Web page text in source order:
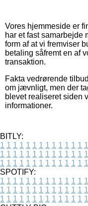
Vores hjemmeside er
har et fast samarbejde
form af at vi fremviser
betaling såfremt en af
transaktion.
Fakta vedrørende
om jævnligt, men der
blevet realiseret siden
informationer.
BITLY:
1 1 1 1 1 1 1 1 1 1 1 1 1 1
1 1 1 1 1 1 1 1 1 1 1 1 1 1
1 1 1 1 1 1 1 1 1 1 1 1 1 1
SPOTIFY:
1 1 1 1 1 1 1 1 1 1 1 1 1 1
1 1 1 1 1 1 1 1 1 1 1 1 1 1
1 1 1 1 1 1 1 1 1 1 1 1 1 1